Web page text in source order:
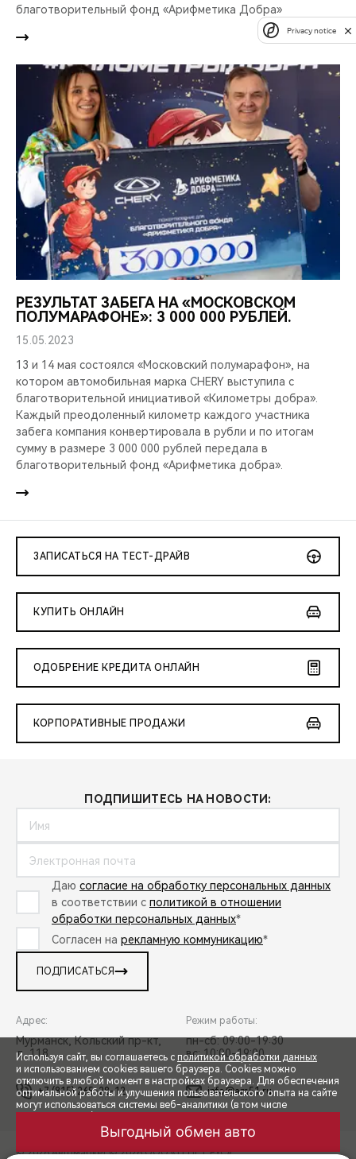
СПЕЦПРЕДЛОЖЕНИЯ
ЗАПИСЬ НА ТЕСТ-ДРАЙВ
благотворительный фонд «Арифметика Добра»
РЕЗУЛЬТАТ ЗАБЕГА НА «МОСКОВСКОМ
ПОЛУМАРАФОНЕ»: 3 000 000 РУБЛЕЙ.
15.05.2023
13 и 14 мая состоялся «Московский полумарафон», на
котором автомобильная марка CHERY выступила с
благотворительной инициативой «Километры добра».
Каждый преодоленный километр каждого участника
забега компания конвертировала в рубли и по итогам
сумму в размере 3 000 000 рублей передала в
благотворительный фонд «Арифметика добра».
ЗАПИСАТЬСЯ НА ТЕСТ-ДРАЙВ
КУПИТЬ ОНЛАЙН
ОДОБРЕНИЕ КРЕДИТА ОНЛАЙН
КОРПОРАТИВНЫЕ ПРОДАЖИ
ПОДПИШИТЕСЬ НА НОВОСТИ:
Даю согласие на обработку персональных данных
в соответствии с политикой в отношении
обработки персональных данных*
Согласен на рекламную коммуникацию*
ПОДПИСАТЬСЯ
Адрес:
Мурманск, Кольский пр-кт,
д. 118
Режим работы:
пн-сб: 09:00-19:30
вс: 10:00-19:00
+7 (815) 265-28-12 info@am51.ru
© 2026 Автомаркет © 2026 ООО «ТЕНЕТ РУС»
Используя сайт, вы соглашаетесь с политикой обработки данных
и использованием cookies вашего браузера. Cookies можно
отключить в любой момент в настройках браузера. Для обеспечения
оптимальной работы и улучшения пользовательского опыта на сайте
могут использоваться системы веб-аналитики (в том числе
с применением указанных технологий и размещением cookie-
Privacy notice